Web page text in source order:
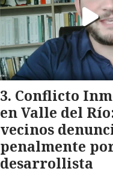
Conflicto
en Valle del
vecinos
penalmente
desarrollista